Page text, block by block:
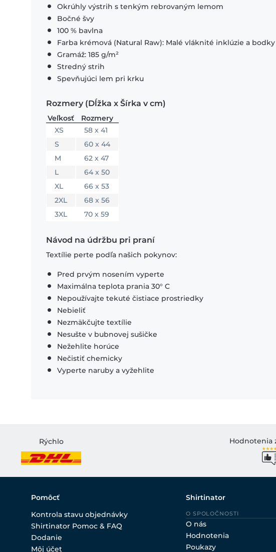
Okrúhly výstrih s tenkým rebrovaným lemom
Bočné švy
100 % bavlna
Farba krémová (Natural Raw): Malé vláknité inklúzie a
Gramáž: 185 g/m²
Stredný strih
Spevňujúci lem pri krku
Rozmery (Dĺžka x Šírka v cm)
Veľkosť
Rozmery
XS
58 x 41
S
60 x 44
M
62 x 47
L
64 x 50
XL
66 x 53
2XL
68 x 56
3XL
70 x 59
Návod na údržbu pri praní
Textílie perte podľa našich pokynov:
Pred prvým nosením vyperte
Maximálna teplota prania 30° C
Nepoužívajte tekuté čistiace prostriedky
Nebieliť
Nezmäkčujte textílie
Nesušte v bubnovej sušičke
Nežehlite horúce
Nečistiť chemicky
Vyperte naruby a vyžehlite
Rýchlo Hodnotenia
Pomôcť
Kontrola stavu objednávky
Shirtinator Pomoc & FAQ
Dodanie
Môj účet
Shirtinator
O SPOLOČNOSTI
O nás
Hodnotenia
Poukazy